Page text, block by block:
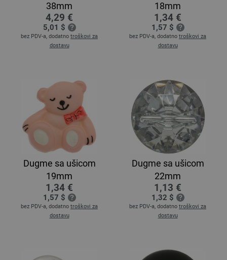
38mm
4,29 €
5,01 $
bez PDV-a, dodatno troškovi za
dostavu
18mm
1,34 €
1,57 $
bez PDV-a, dodatno troškovi za
dostavu
Dugme sa ušicom
19mm
1,34 €
1,57 $
bez PDV-a, dodatno troškovi za
dostavu
Dugme sa ušicom
22mm
1,13 €
1,32 $
bez PDV-a, dodatno troškovi za
dostavu